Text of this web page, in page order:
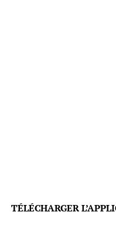
TÉLÉCHARGER